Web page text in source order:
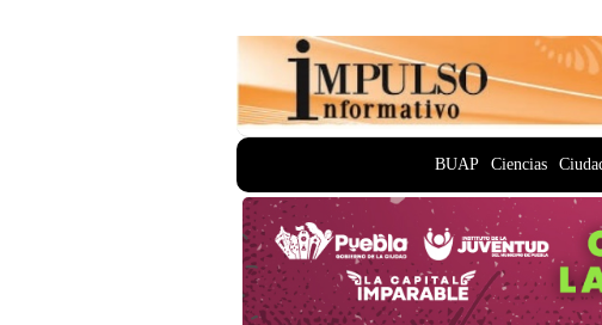
BUAP Ciencias